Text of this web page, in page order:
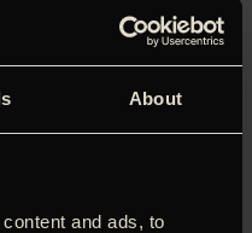
About
and ads, to